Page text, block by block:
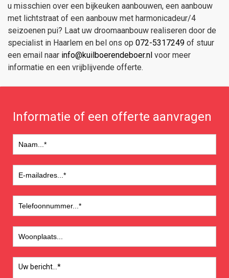
u misschien over een bijkeuken aanbouwen, een aanbouw
met lichtstraat of een aanbouw met harmonicadeur/4
seizoenen pui? Laat uw droomaanbouw realiseren door de
specialist in Haarlem en bel ons op 072-5317249 of stuur
een email naar info@kuilboerendeboer.nl voor meer
informatie en een vrijblijvende offerte.
Informatie of een offerte aanvragen